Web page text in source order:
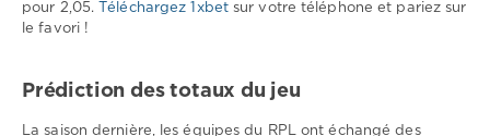
pour 2,05.
Téléchargez 1xbetsur votre téléphone et pariez sur
le favori !
Prédiction des totaux du jeu
La saison dernière, les équipes du RPL ont échangé des